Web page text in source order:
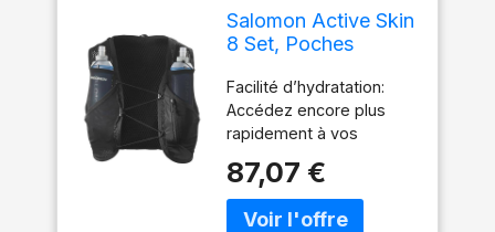
Salomon Active Skin
8 Set, Poches
Hydration, Precision
SensiFit Comfort,
Rangement
Marathon avec
Poches sécurisées,
Gilet de Trail
Facilité d’hydratation:
Accédez encore plus
rapidement à vos
grâce aux deux
nouvelles poches
poitrine, Deux softflasks
87,07 €